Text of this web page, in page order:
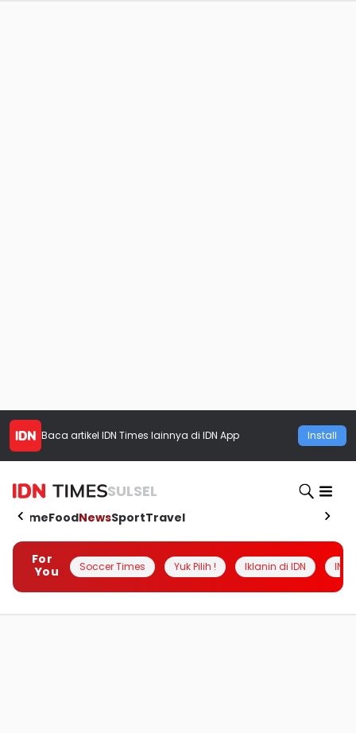
Baca artikel IDN Times lainnya di IDN App Install
SULSEL
HomeFoodNewsSportTravel
For
You
Soccer Times Yuk Pilih ! Iklanin di IDN